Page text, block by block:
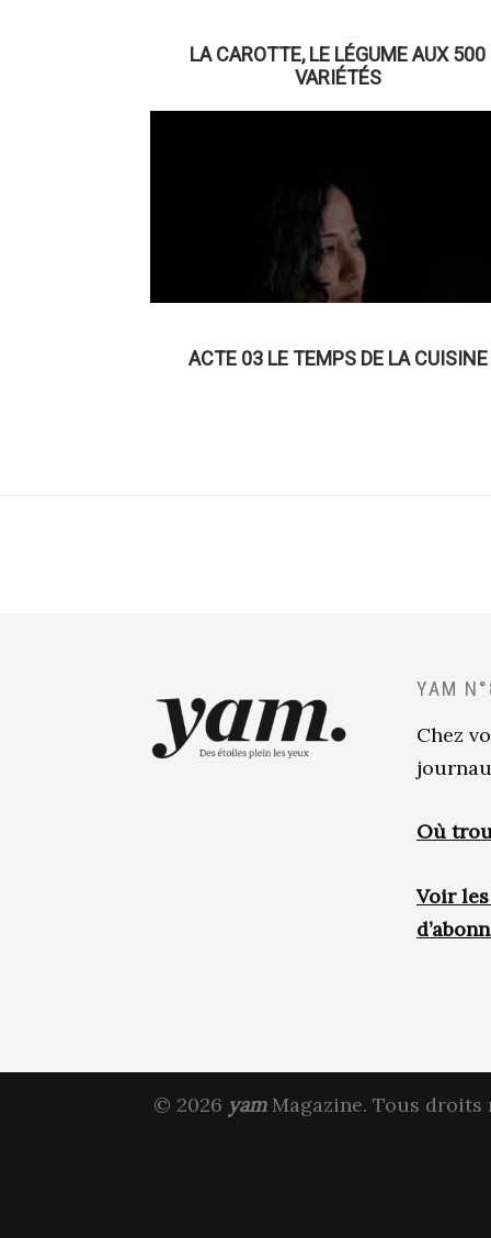
LA CAROTTE, LE LÉGUME AUX 500
VARIÉTÉS
ACTE 03 LE TEMPS DE LA CUISINE
YAM
Chez
Où
Voir
© 2026 yamMagazine. Tous droits